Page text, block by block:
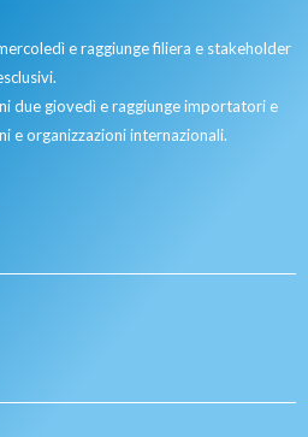
e raggiunge filiera e stakeholder
due giovedì e raggiunge importatori e
e organizzazioni internazionali.